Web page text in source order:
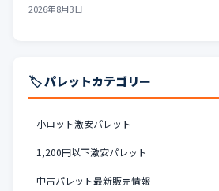
2026年8月3日
🏷️ パレットカテゴリー
小ロット激安パレット
1,200円以下激安パレット
中古パレット最新販売情報